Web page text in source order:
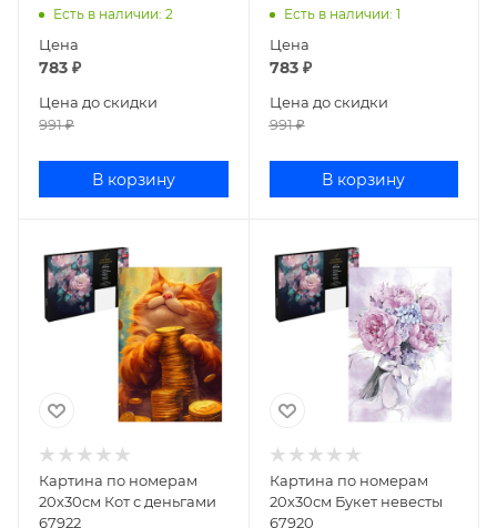
Есть в наличии: 2
Цена
783 ₽
Цена до скидки
991₽
В корзину
Есть в наличии: 1
Цена
783₽
Цена до скидки
991₽
В корзину
Картина по номерам
20х30см Кот с деньгами
67922
Картина по номерам
20х30см Букет невесты
67920